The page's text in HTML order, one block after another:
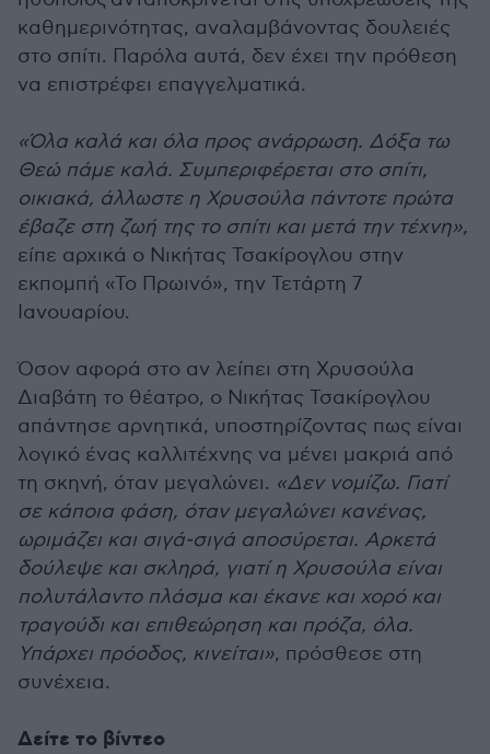
καθημερινότητας, αναλαμβάνοντας δουλειές
στο σπίτι. Παρόλα αυτά, δεν έχει την πρόθεση
να επιστρέφει επαγγελματικά.
«Όλα καλά και όλα προς ανάρρωση. Δόξα τω
Θεώ πάμε καλά. Συμπεριφέρεται στο σπίτι,
οικιακά, άλλωστε η Χρυσούλα πάντοτε πρώτα
έβαζε στη ζωή της το σπίτι και μετά την τέχνη»,
είπε αρχικά ο Νικήτας Τσακίρογλου στην
εκπομπή «Το Πρωινό», την Τετάρτη 7
Ιανουαρίου.
Όσον αφορά στο αν λείπει στη Χρυσούλα
Διαβάτη το θέατρο, ο Νικήτας Τσακίρογλου
απάντησε αρνητικά, υποστηρίζοντας πως είναι
λογικό ένας καλλιτέχνης να μένει μακριά από
τη σκηνή, όταν μεγαλώνει. «Δεν νομίζω. Γιατί
σε κάποια φάση, όταν μεγαλώνει κανένας,
ωριμάζει και σιγά-σιγά αποσύρεται. Αρκετά
δούλεψε και σκληρά, γιατί η Χρυσούλα είναι
πολυτάλαντο πλάσμα και έκανε και χορό και
τραγούδι και επιθεώρηση και πρόζα, όλα.
Υπάρχει πρόοδος, κινείται», πρόσθεσε στη
συνέχεια.
Δείτε το βίντεο